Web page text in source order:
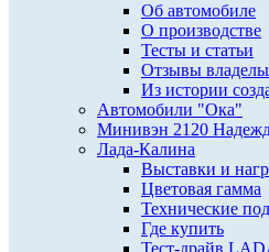
Об автомобиле
О производстве
Тесты и статьи
Отзывы
Из истории
Автомобили "Ока"
Минивэн 2120
Лада-Калина
Выставки и
Цветовая гамма
Технические
Где купить
Тест-драйв